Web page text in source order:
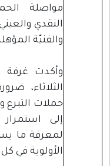
مواصلة
النقدي
والفنيّة
وأكدت غرفة
الثلاثاء،
حملات التبرع
إلى
لمعرفة ما
الأولوية في